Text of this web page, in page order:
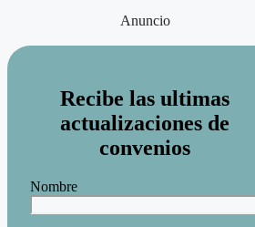
Anuncio
Recibe las ultimas
actualizaciones de
convenios
Nombre